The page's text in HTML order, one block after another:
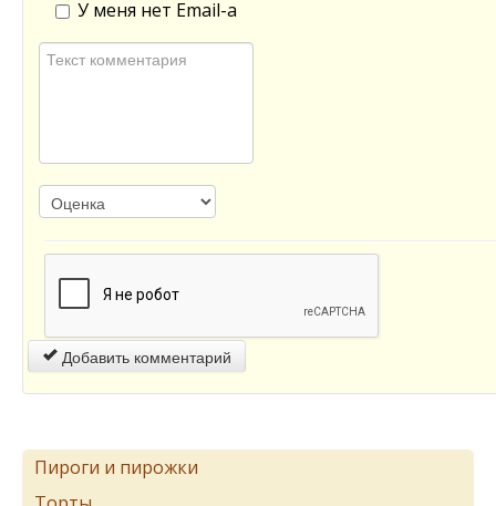
У меня нет Email-а
Добавить комментарий
Пироги и пирожки